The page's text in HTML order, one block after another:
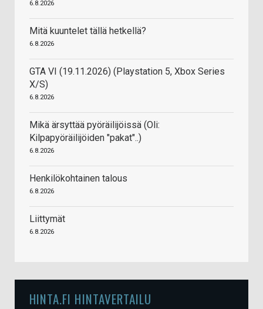
6.8.2026
Mitä kuuntelet tällä hetkellä?
6.8.2026
GTA VI (19.11.2026) (Playstation 5, Xbox Series
X/S)
6.8.2026
Mikä ärsyttää pyöräilijöissä (Oli:
Kilpapyöräilijöiden "pakat"..)
6.8.2026
Henkilökohtainen talous
6.8.2026
Liittymät
6.8.2026
HINTA.FI HINTAVERTAILU